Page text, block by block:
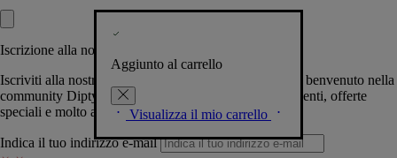
Aggiunto al carrello
Visualizza il mio carrello
Iscrizione alla nostra Newsletter
Iscriviti alla nostra newsletter per permetterci di darti il benvenuto nella
community Diptyque e tenerti al corrente su novità, eventi, offerte
speciali e molto altro.
Indica il tuo indirizzo e-mail